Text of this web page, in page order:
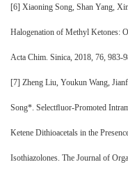
[6] Xiaoning Song, Shan Yang,
Halogenation of Methyl Ketones:
Acta Chim. Sinica, 2018, 76, 983-
[7] Zheng Liu, Youkun Wang,
Song*. Selectﬂuor-Promoted
Ketene Dithioacetals in the
Isothiazolones. The Journal of